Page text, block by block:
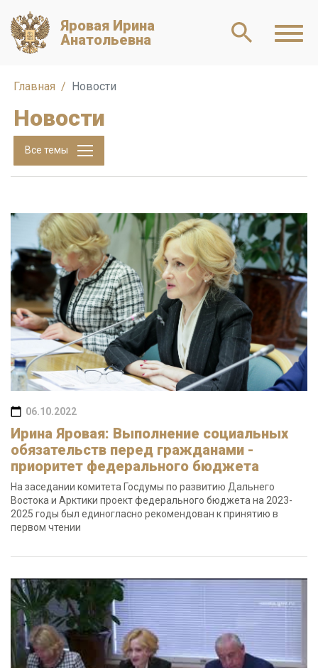
Яровая Ирина
Анатольевна
Главная Новости
Новости
Все темы
06.10.2022
Ирина Яровая: Выполнение социальных
обязательств перед гражданами -
приоритет федерального бюджета
На заседании комитета Госдумы по развитию Дальнего
Востока и Арктики проект федерального бюджета на 2023-
2025 годы был единогласно рекомендован к принятию в
первом чтении